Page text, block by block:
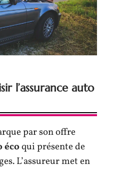
l’assurance auto
par son offre
écoqui présente de
L’assureur met en